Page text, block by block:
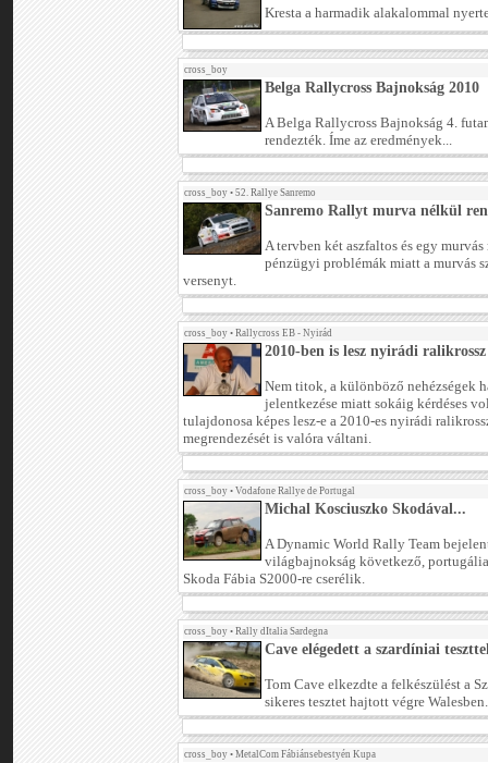
Kresta a harmadik alakalommal
cross_boy
Belga Rallycross Bajnokság 2010
A Belga Rallycross Bajnokság 4.
rendezték. Íme az eredmények...
cross_boy • 52. Rallye Sanremo
Sanremo Rallyt murva nélkül
A tervben két aszfaltos és egy
pénzügyi problémák miatt a murvás
versenyt.
cross_boy • Rallycross EB - Nyirád
2010-ben is lesz nyirádi
Nem titok, a különböző nehézségek
jelentkezése miatt sokáig kérdéses
tulajdonosa képes lesz-e a 2010-es nyirádi
megrendezését is valóra váltani.
cross_boy • Vodafone Rallye de Portugal
Michal Kosciuszko Skodával...
A Dynamic World Rally Team
világbajnokság következő,
Skoda Fábia S2000-re cserélik.
cross_boy • Rally dItalia Sardegna
Cave elégedett a szardíniai
Tom Cave elkezdte a felkészülést a
sikeres tesztet hajtott végre Walesben.
cross_boy • MetalCom Fábiánsebestyén Kupa